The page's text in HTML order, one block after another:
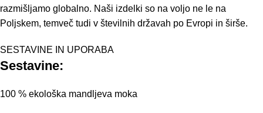
razmišljamo globalno. Naši izdelki so na voljo ne le na
Poljskem, temveč tudi v številnih državah po Evropi in širše.
SESTAVINE IN UPORABA
Sestavine:
100 % ekološka mandljeva moka